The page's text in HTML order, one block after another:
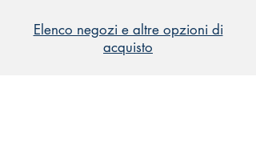
Elenco negozi e altre opzioni di
acquisto